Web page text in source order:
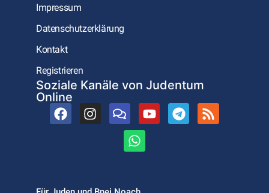
Impressum
Datenschutzerklärung
Kontakt
Registrieren
Soziale Kanäle von Judentum
Online